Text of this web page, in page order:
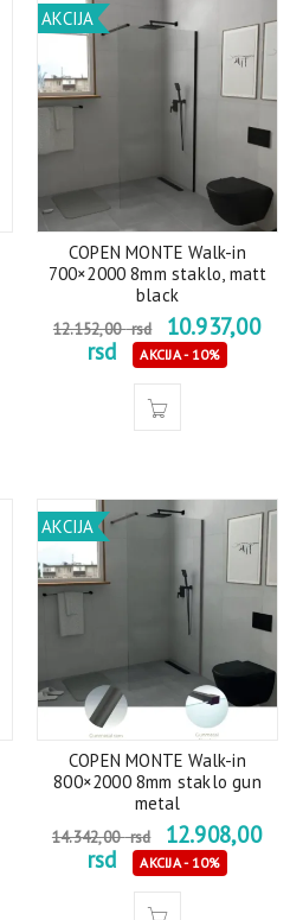
AKCIJA
COPEN MONTE Walk-in
700×2000 8mm staklo, matt
black
12.152,00rsd
10.937,00
rsd
AKCIJA - 10%
AKCIJA
COPEN MONTE Walk-in
800×2000 8mm staklo gun
metal
14.342,00rsd
12.908,00
rsd
AKCIJA - 10%